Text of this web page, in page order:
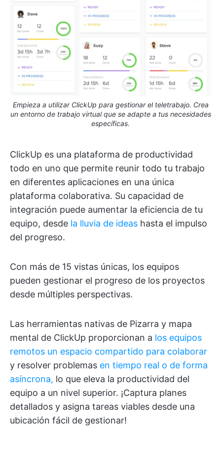
Empieza a utilizar ClickUp para gestionar el teletrabajo. Crea
un entorno de trabajo virtual que se adapte a tus necesidades
específicas.
ClickUp es una plataforma de productividad
todo en uno que permite reunir todo tu trabajo
en diferentes aplicaciones en una única
plataforma colaborativa. Su capacidad de
integración puede aumentar la eficiencia de tu
equipo, desde la lluvia de ideas hasta el impulso
del progreso.
Con más de 15 vistas únicas, los equipos
pueden gestionar el progreso de los proyectos
desde múltiples perspectivas.
Las herramientas nativas de Pizarra y mapa
mental de ClickUp proporcionan a los equipos
remotos un espacio compartido para colaborar
y resolver problemas en tiempo real o de forma
asíncrona, lo que eleva la productividad del
equipo a un nivel superior. ¡Captura planes
detallados y asigna tareas viables desde una
ubicación fácil de gestionar!